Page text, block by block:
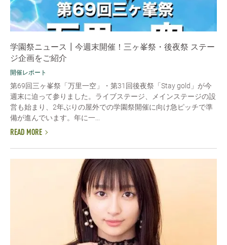
学園祭ニュース┃今週末開催！三ヶ峯祭・後夜祭 ステー
ジ企画をご紹介
開催レポート
第69回三ヶ峯祭「万里一空」・第31回後夜祭「Stay gold」が今
週末に迫って参りました。ライブステージ、メインステージの設
営も始まり、2年ぶりの屋外での学園祭開催に向け急ピッチで準
備が進んでいます。年に一...
READ MORE